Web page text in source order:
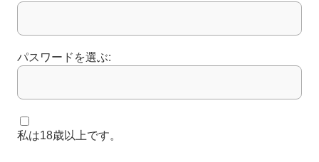
パスワードを選ぶ:
私は18歳以上です。